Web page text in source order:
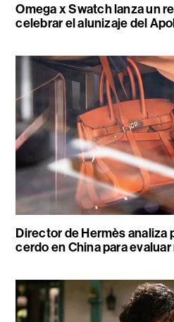
Omega x Swatch lanza un
celebrar el alunizaje del
Director de Hermès analiza
cerdo en China para